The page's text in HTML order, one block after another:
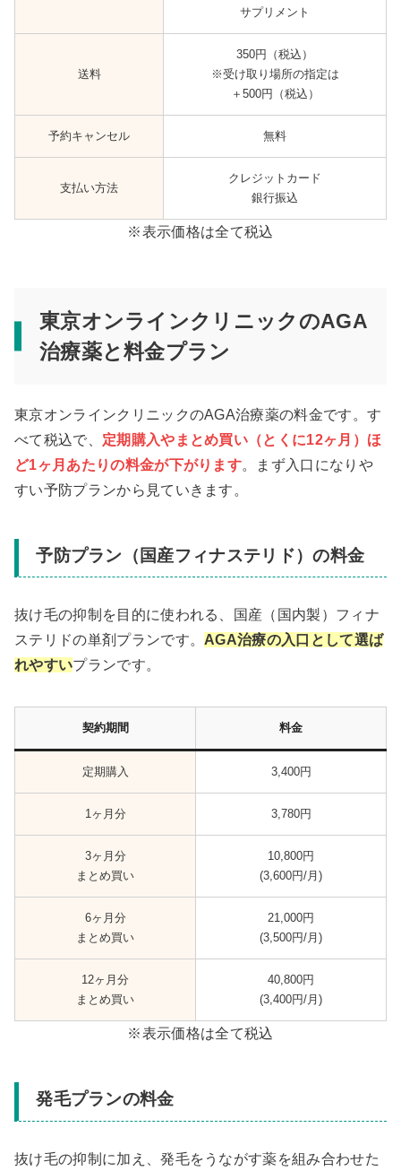
サプリメント
送料
350円（税込）
※受け取り場所の指定は
＋500円（税込）
予約キャンセル 無料
支払い方法
クレジットカード
銀行振込
※表示価格は全て税込
東京オンラインクリニックのAGA
治療薬と料金プラン
東京オンラインクリニックのAGA治療薬の料金です。す
べて税込で、 定期購入やまとめ買い（とくに12ヶ月）ほ
ど1ヶ月あたりの料金が下がります。まず入口になりや
すい予防プランから見ていきます。
予防プラン（国産フィナステリド）の料金
抜け毛の抑制を目的に使われる、国産（国内製）フィナ
ステリドの単剤プランです。 AGA治療の入口として選ば
れやすいプランです。
契約期間 料金
定期購入 3,400円
1ヶ月分 3,780円
3ヶ月分
まとめ買い
10,800円
(3,600円/月)
6ヶ月分
まとめ買い
21,000円
(3,500円/月)
12ヶ月分
まとめ買い
40,800円
(3,400円/月)
※表示価格は全て税込
発毛プランの料金
抜け毛の抑制に加え、発毛をうながす薬を組み合わせた